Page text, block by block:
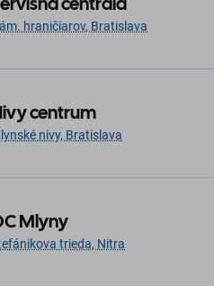
hraničiarov, Bratislava
centrum
nivy, Bratislava
Mlyny
trieda, Nitra